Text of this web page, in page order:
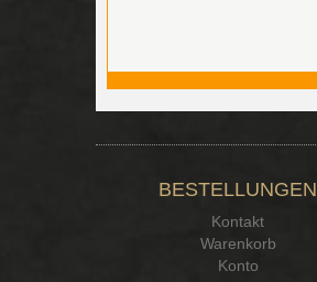
BESTELLUNGEN
Kontakt
Warenkorb
Konto